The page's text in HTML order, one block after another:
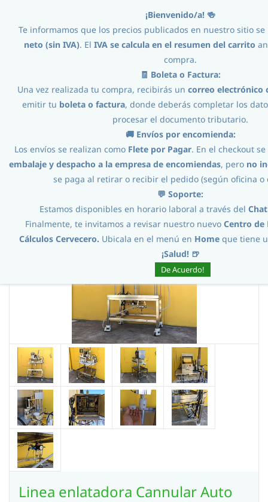
Iniciar Sesión
Procesos // Envasado // Tapadoras y accesorios //
Linea enlatadora Cannular Auto Gen2 CDL202
Linea enlatadora Cannular Auto
¡Bienvenido/a! 🍻
Te informamos que los precios publicados en nuestro sitio
neto (sin IVA). El IVA se calcula en el resumen del carrito
compra.
🧾 Boleta o Factura:
Una vez realizada tu compra, recibirás un correo electrónico
emitir tu boleta o factura, donde deberás completar los
procesar el documento tributario.
🚚 Envíos por encomienda:
Los envíos se realizan como Flete por Pagar. En el checkout
embalaje y despacho a la empresa de encomiendas, pero no
se paga al retirar o recibir el pedido (según oficina o
💬 Soporte:
Estamos disponibles en horario laboral a través del Chat
Finalmente, te invitamos a revisar nuestro nuevo Centro de
Cálculos Cervecero. Ubicala en el menú en Home que tiene
¡Salud! 🍺
De Acuerdo!